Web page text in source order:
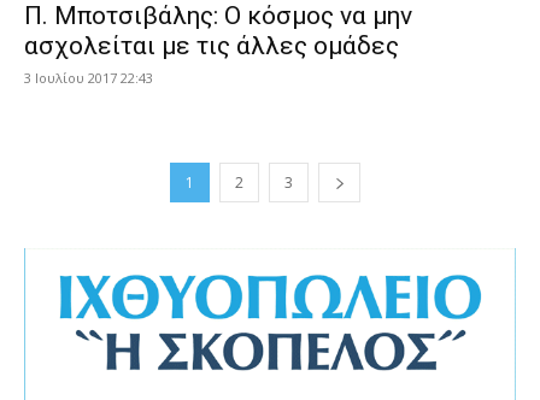
Π. Μποτσιβάλης: Ο κόσμος να μην
ασχολείται με τις άλλες ομάδες
3 Ιουλίου 2017 22:43
1 2 3